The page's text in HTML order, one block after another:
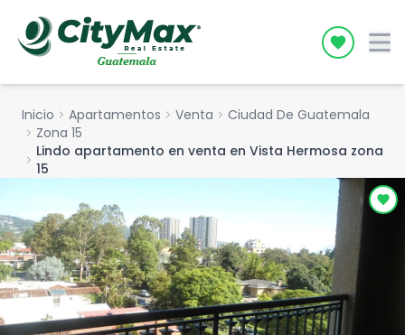
Icon
Inicio chevron_right Apartamentos chevron_right Venta chevron_right Ciudad De Guatemala
chevron_right Zona 15
chevron_right Lindo apartamento en venta en Vista Hermosa zona
15